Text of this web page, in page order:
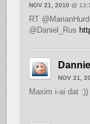
NOV 21, 2010 @
RT
@Daniel_Rus
NOV 21,
Maxim i-ai dat :))